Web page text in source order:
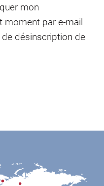
mon
moment par e-mail
désinscription de